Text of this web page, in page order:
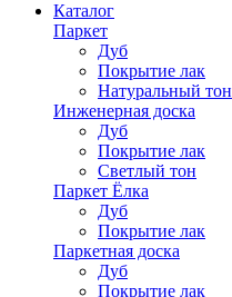
Каталог
Паркет
Дуб
Покрытие лак
Натуральный тон
Инженерная доска
Дуб
Покрытие лак
Светлый тон
Паркет Ёлка
Дуб
Покрытие лак
Паркетная доска
Дуб
Покрытие лак